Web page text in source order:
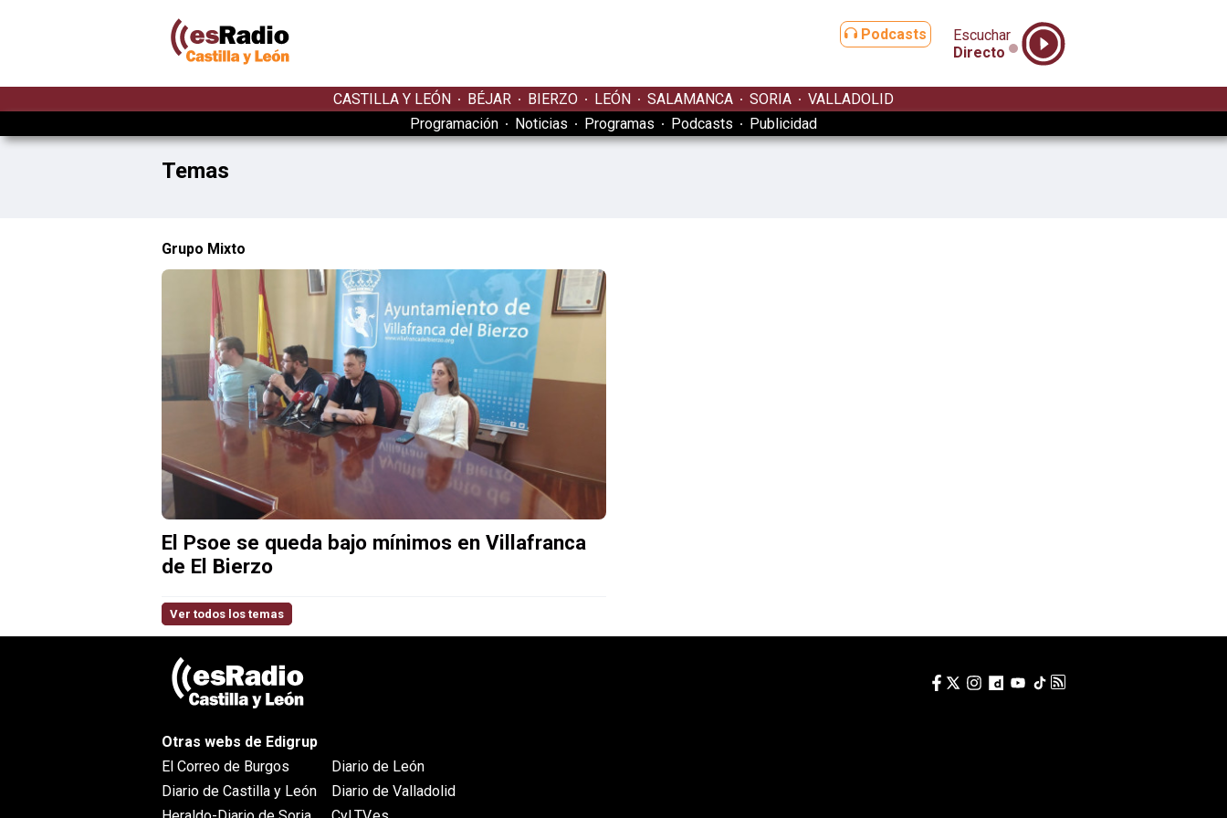
Podcasts
Escuchar
Directo
CASTILLA Y LEÓN BÉJAR BIERZO LEÓN SALAMANCA SORIA
VALLADOLID
Programación
Noticias Programas Podcasts Publicidad
Temas
Grupo Mixto
El Psoe se queda bajo mínimos en Villafranca
de El Bierzo
Ver todos los temas
Otras webs de Edigrup
El Correo de Burgos
Diario de Castilla y León
Diario de León
Diario de Valladolid